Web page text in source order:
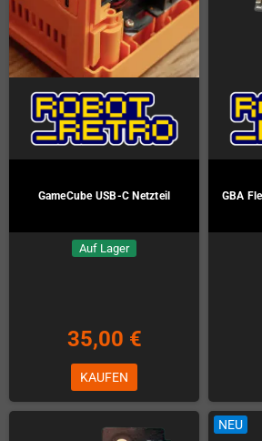
GameCube USB-C Netzteil
Auf Lager
35,00 €
KAUFEN
GBA
NEU